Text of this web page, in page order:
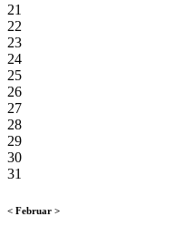
21
22
23
24
25
26
27
28
29
30
31
< Februar >